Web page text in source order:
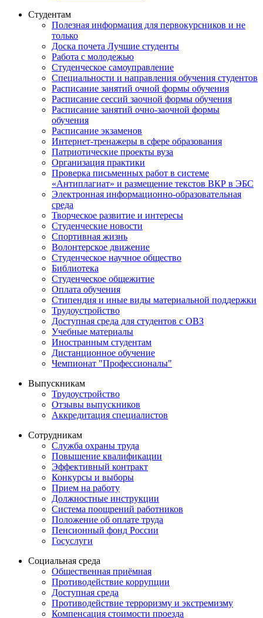
Студентам
Полезная информация для первокурсников и не
только
Доска почета Лучшие студенты
Работа с молодежью
Студенческое самоуправление
Специальности и направления обучения студентов
Расписание занятий очной формы обучения
Расписание сессий заочной формы обучения
Расписание занятий очно-заочной формы
обучения
Расписание экзаменов
Интернет-тренажеры в сфере образования
Патриотические проекты вуза
Организация практики
Проверка письменных работ в системе
«Антиплагиат» и размещение текстов ВКР в ЭБС
Электронная информационно-образовательная
среда
Творческое развитие и интересы
Студенческие новости
Спортивная жизнь
Волонтерское движение
Студенческое научное общество
Библиотека
Студенческое общежитие
Оплата обучения
Стипендия и иные виды материальной поддержки
Трудоустройство
Доступная среда для студентов с ОВЗ
Учебные материалы
Иностранным студентам
Дистанционное обучение
Чемпионат "Профессионалы"
Выпускникам
Трудоустройство
Отзывы выпускников
Аккредитация специалистов
Сотрудникам
Служба охраны труда
Повышение квалификации
Эффективный контракт
Конкурсы и выборы
Прием на работу
Должностные инструкции
Система поощрений работников
Положение об оплате труда
Пенсионный фонд России
Госуслуги
Социальная среда
Общественная приёмная
Противодействие коррупции
Доступная среда
Противодействие терроризму и экстремизму
Компенсация стоимости проезда